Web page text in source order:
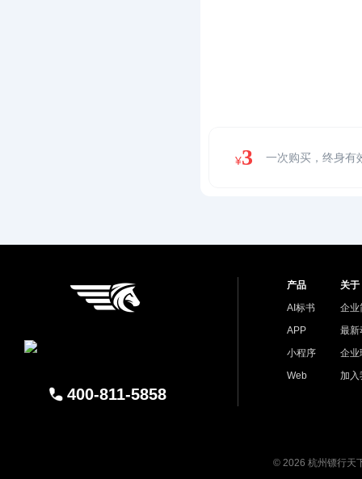
¥3 一次购买，终身有
400-811-5858
产品
AI标书
APP
小程序
Web
关于
企业
最新
企业
加入
© 2026 杭州镖行天